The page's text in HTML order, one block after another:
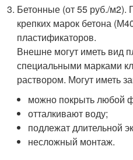
Бетонные (от 55 руб./м2).
крепких марок бетона
пластификаторов.
Внешне могут иметь вид
специальными марками
раствором. Могут иметь
можно покрыть любой
отталкивают воду;
подлежат длительной
несложный монтаж.